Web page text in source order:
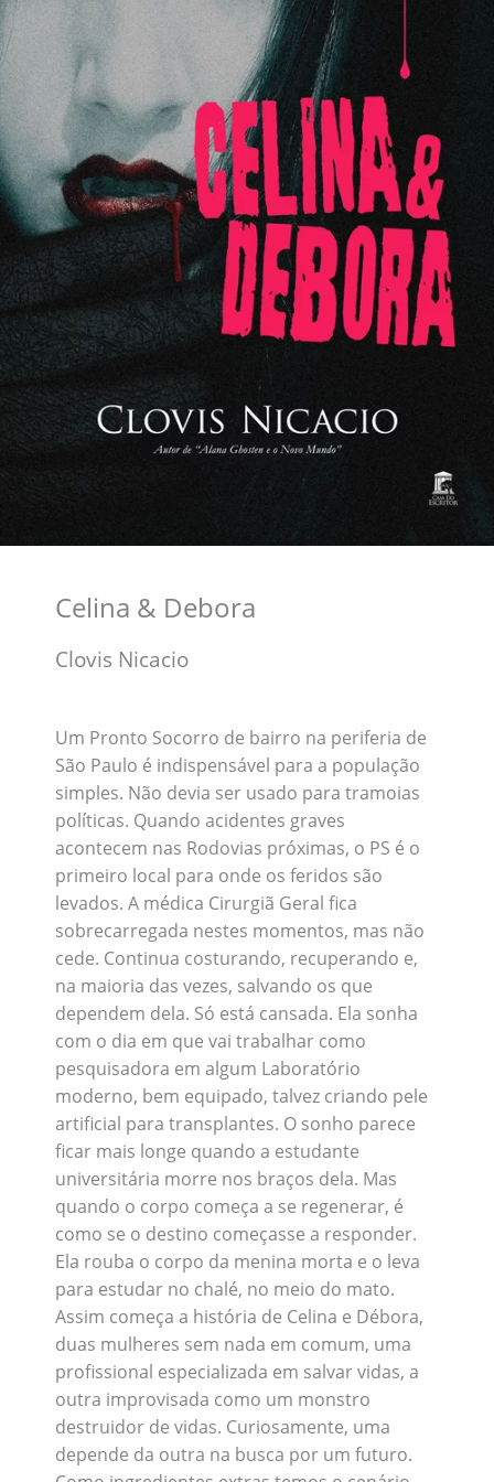
Celina & Debora
Clovis Nicacio
Um Pronto Socorro de bairro na periferia de
São Paulo é indispensável para a população
simples. Não devia ser usado para tramoias
políticas. Quando acidentes graves
acontecem nas Rodovias próximas, o PS é o
primeiro local para onde os feridos são
levados. A médica Cirurgiã Geral fica
sobrecarregada nestes momentos, mas não
cede. Continua costurando, recuperando e,
na maioria das vezes, salvando os que
dependem dela. Só está cansada. Ela sonha
com o dia em que vai trabalhar como
pesquisadora em algum Laboratório
moderno, bem equipado, talvez criando pele
artificial para transplantes. O sonho parece
ficar mais longe quando a estudante
universitária morre nos braços dela. Mas
quando o corpo começa a se regenerar, é
como se o destino começasse a responder.
Ela rouba o corpo da menina morta e o leva
para estudar no chalé, no meio do mato.
Assim começa a história de Celina e Débora,
duas mulheres sem nada em comum, uma
profissional especializada em salvar vidas, a
outra improvisada como um monstro
destruidor de vidas. Curiosamente, uma
depende da outra na busca por um futuro.